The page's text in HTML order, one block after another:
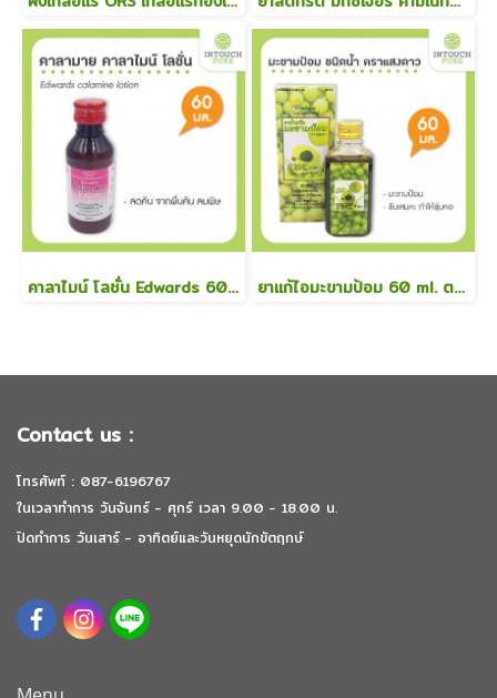
คาลาไมน์ โลชั่น Edwards 60 ml. ยาแก้ไอมะขามป้อม 60 ml. ตราแสงดาว
Contact us :
โทรศัพท์ : 087-6196767
ในเวลาทำการ วันจันทร์ - ศุกร์ เวลา 9.00 - 18.00 น.
ปิดทำการ วันเสาร์ - อาทิตย์และวันหยุดนักขัตฤกษ์